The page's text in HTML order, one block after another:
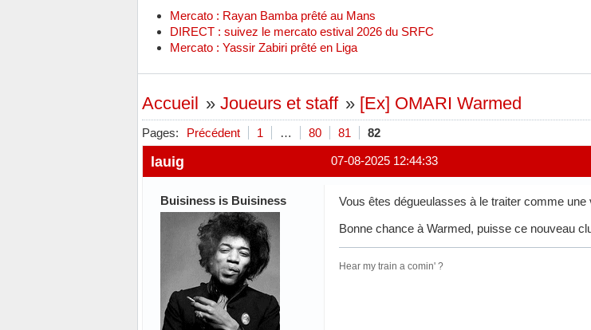
Mercato : Rayan Bamba prêté au Mans
DIRECT : suivez le mercato estival 2026 du SRFC
Mercato : Yassir Zabiri prêté en Liga
Accueil » Joueurs et staff » [Ex] OMARI Warmed
Pages: Précédent 1 … 80 81 82
07-08-2025 12:44:33
lauig
Buisiness is Buisiness
Vous êtes dégueulasses à le traiter comme
Bonne chance à Warmed, puisse ce nouveau
Hear my train a comin' ?